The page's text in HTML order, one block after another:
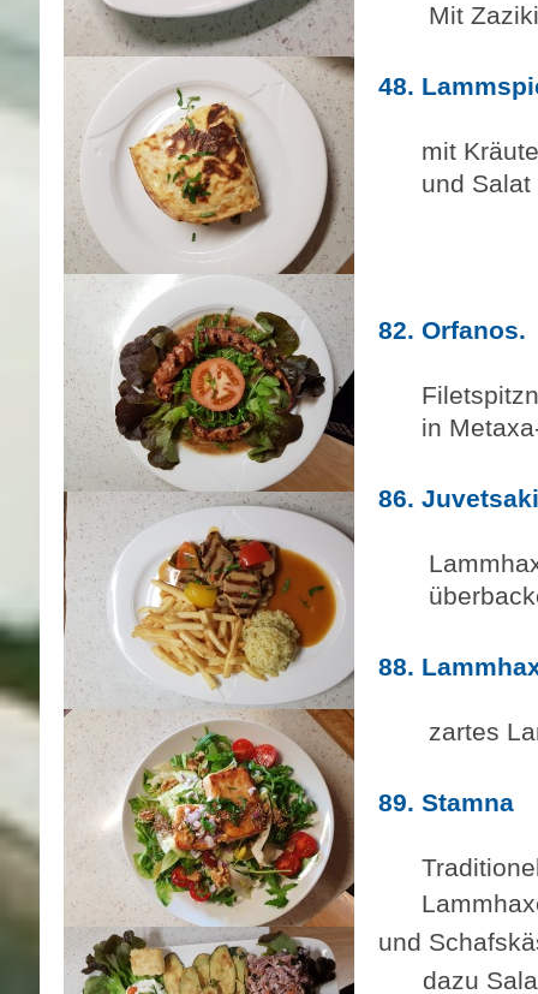
Mit
48.
mit
und Salat
82. Orfanos.
in Metaxa-
86. Juvetsaki
88.
zartes
89. Stamna
und
dazu